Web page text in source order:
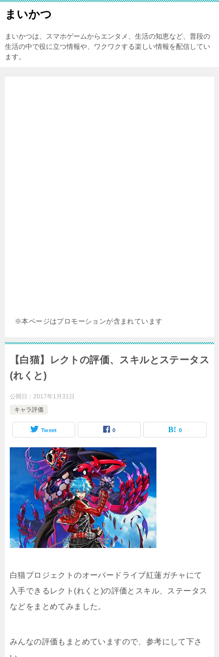
まいかつ
まいかつは、スマホゲームからエンタメ、生活の知恵など、普段の
生活の中で役に立つ情報や、ワクワクする楽しい情報を配信してい
ます。
※本ページはプロモーションが含まれています
【白猫】レクトの評価、スキルとステータス
(れくと)
公開日： 2017年1月31日
キャラ評価
Tweet 0 0
白猫プロジェクトのオーバードライブ紅蓮ガチャにて
入手できるレクト(れくと)の評価とスキル、ステータス
などをまとめてみました。
みんなの評価もまとめていますので、参考にして下さ